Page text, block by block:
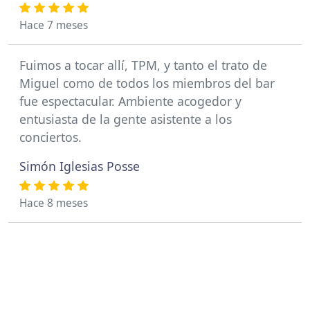
Hace 7 meses
Fuimos a tocar allí, TPM, y tanto el trato de
Miguel como de todos los miembros del bar
fue espectacular. Ambiente acogedor y
entusiasta de la gente asistente a los
conciertos.
Simón Iglesias Posse
Hace 8 meses